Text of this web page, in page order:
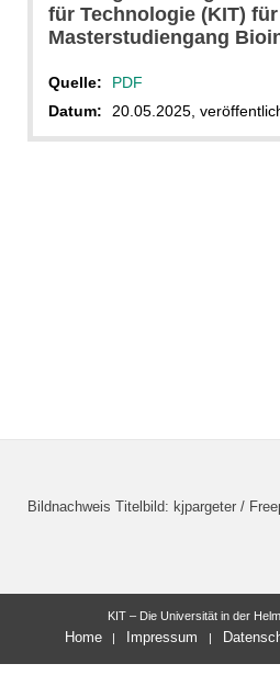
für Technologie (KIT)
Masterstudiengang
Quelle:
PDF
Datum:
20.05.2025,
Bildnachweis Titelbild: kjpargeter /
KIT – Die Universität in der
Home Impressum